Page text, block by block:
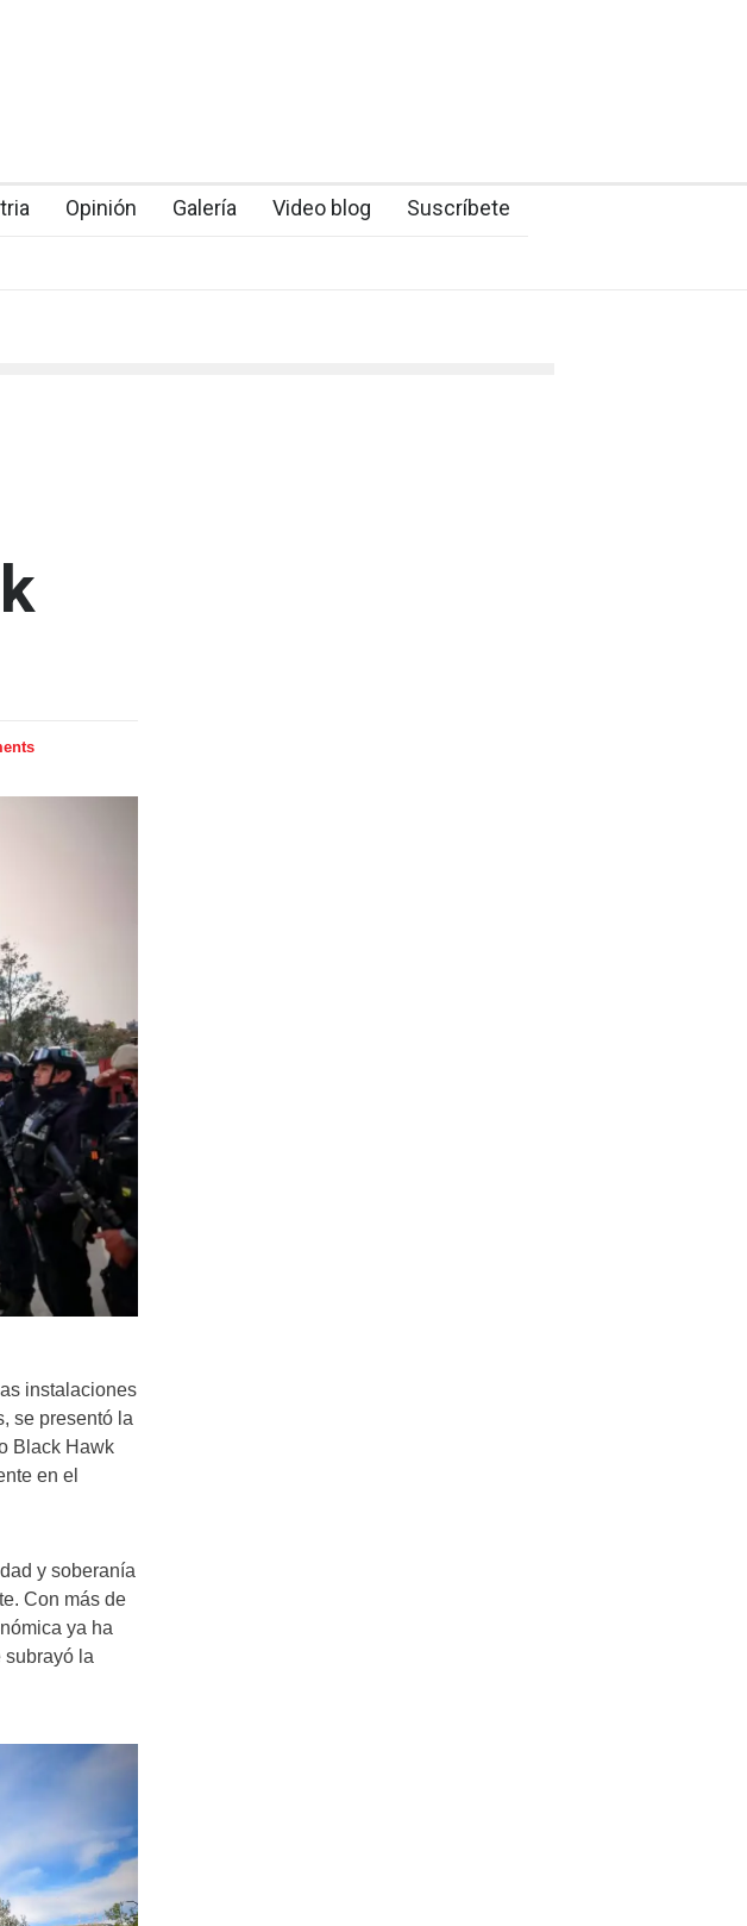
Opinión Galería Video blog Suscríbete
instalaciones
se presentó la
Black Hawk
en el
y soberanía
Con más de
ya ha
subrayó la